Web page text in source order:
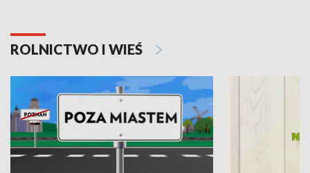
ROLNICTWO I WIEŚ